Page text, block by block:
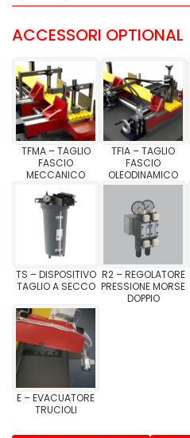
ACCESSORI OPTIONAL
TFMA – TAGLIO
FASCIO
MECCANICO
TFIA – TAGLIO
FASCIO
OLEODINAMICO
TS – DISPOSITIVO
TAGLIO A SECCO
R2 – REGOLATORE
PRESSIONE MORSE
DOPPIO
E – EVACUATORE
TRUCIOLI